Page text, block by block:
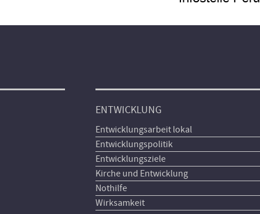
ENTWICKLUNG
Entwicklungsarbeit lokal
Entwicklungspolitik
Entwicklungsziele
Kirche und Entwicklung
Nothilfe
Wirksamkeit